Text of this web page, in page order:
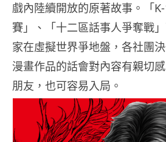
戲內陸續開放的原著故事。「
賽」、「十二區話事人爭奪戰
家在虛擬世界爭地盤，各社團
漫畫作品的話會對內容有親切
朋友，也可容易入局。